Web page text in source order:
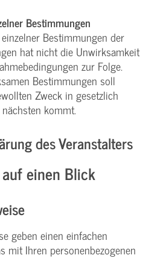
Bestimmungen
Bestimmungen der
hat nicht die Unwirksamkeit
zur Folge.
Bestimmungen soll
Zweck in gesetzlich
kommt.
des Veranstalters
einen Blick
geben einen einfachen
mit Ihren personenbezogenen